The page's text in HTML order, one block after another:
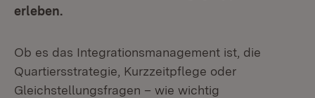
erleben.
Ob es das Integrationsmanagement ist, die
Quartiersstrategie, Kurzzeitpflege oder
Gleichstellungsfragen – wie wichtig